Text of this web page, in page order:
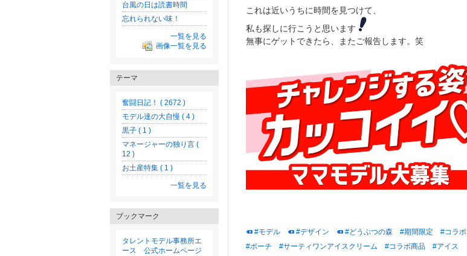
これは近いうちに時間を見つけて、
私も探しに行こうと思います
無事にゲットできたら、またご報告します。笑
#モデル #デザイン #どうぶつの森 #期間限定
#コラボ
#ポーチ
#サーティワンアイスクリーム #コラボ商品
#アイス
台風の日は読書時間
忘れられない味！
一覧を見る
画像一覧を見る
テーマ
奮闘日記！ ( 2672 )
モデル達の大自慢 ( 4 )
黒子 ( 1 )
マネージャーの独り言 (
12 )
お土産特集 ( 1 )
一覧を見る
ブックマーク
タレントモデル事務所エ
ース 公式ホームページ